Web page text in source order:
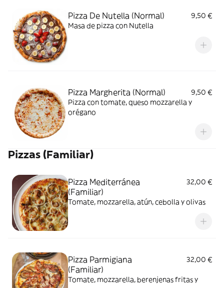
Pizza De Nutella (Normal)
9,50 €
Masa de pizza con Nutella
Pizza Margherita (Normal)
9,50 €
Pizza con tomate, queso mozzarella y
orégano
Pizzas (Familiar)
Pizza Mediterránea
(Familiar)
32,00 €
Tomate, mozzarella, atún, cebolla y olivas
Pizza Parmigiana
(Familiar)
32,00 €
Tomate, mozzarella, berenjenas fritas y